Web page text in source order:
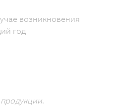
возникновения
год
.